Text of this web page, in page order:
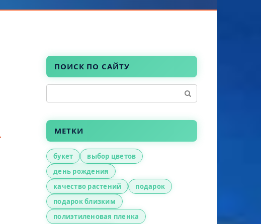
ПОИСК ПО САЙТУ
МЕТКИ
букет
выбор цветов
день рождения
качество растений
подарок
подарок близким
полиэтиленовая пленка